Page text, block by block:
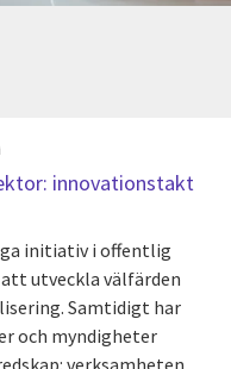
innovationstakt
initiativ i offentlig
utveckla välfärden
Samtidigt har
och myndigheter
verksamheten